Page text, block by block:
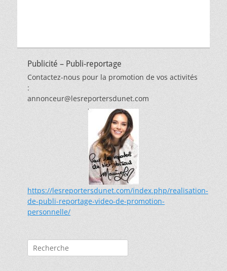
Publicité – Publi-reportage
Contactez-nous pour la promotion de vos activités
:
annonceur@lesreportersdunet.com
https://lesreportersdunet.com/index.php/realisation-
de-publi-reportage-video-de-promotion-
personnelle/
Rechercher :